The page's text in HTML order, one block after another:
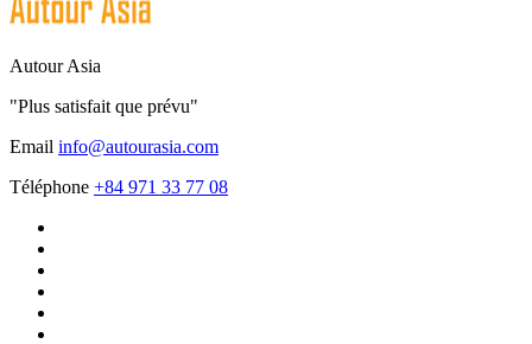
Autour Asia
"Plus satisfait que prévu"
Email info@autourasia.com
Téléphone +84 971 33 77 08